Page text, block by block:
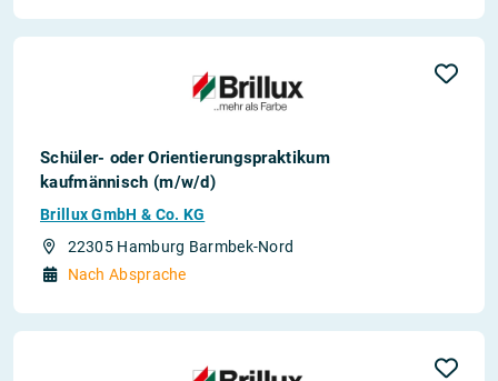
Schüler- oder Orientierungspraktikum
kaufmännisch (m/w/d)
Brillux GmbH & Co. KG
22305 Hamburg Barmbek-Nord
Nach Absprache